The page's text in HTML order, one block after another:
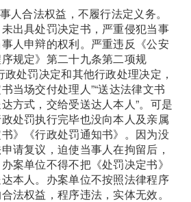
人合法权益，不履行法定义务。
出具处罚决定书，严重侵犯当事
人申辩的权利。严重违反《公安
规定》第二十九条第二项规
政处罚决定和其他行政处理决定，
当场交付处理人”“送达法律文书
方式，交给受送达人本人”。可是
处罚执行完毕也没向本人及亲属
》《行政处罚通知书》。因为没
请复议，迫使当事人在拘留后，
案单位不得不把《处罚决定书》
达本人。办案单位不按照法律程序
法权益，程序违法，实体无效。